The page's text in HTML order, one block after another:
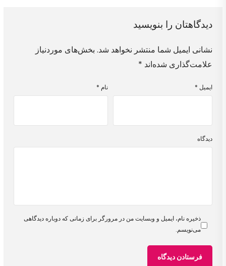
دیدگاهتان را بنویسید
نشانی ایمیل شما منتشر نخواهد شد. بخش‌های موردنیاز
علامت‌گذاری شده‌اند *
نام * ایمیل *
دیدگاه
ذخیره نام، ایمیل و وبسایت من در مرورگر برای زمانی که دوباره دیدگاهی
می‌نویسم.